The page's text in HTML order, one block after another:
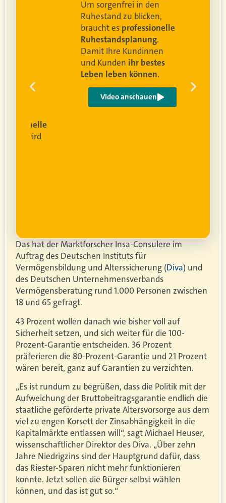
wird
Um sorgenfrei in den
Ruhestand zu blicken,
braucht es professionelle
Ruhestandsplanung.
Damit Ihre Kundinnen
und Kunden ihr bestes
Leben leben können.
Video anschauen
Das hat der Marktforscher Insa-Consulere im
Auftrag des Deutschen Instituts für
Vermögensbildung und Alterssicherung (Diva) und
des Deutschen Unternehmensverbands
Vermögensberatung rund 1.000 Personen zwischen
18 und 65 gefragt.
43 Prozent wollen danach wie bisher voll auf
Sicherheit setzen, und sich weiter für die 100-
Prozent-Garantie entscheiden. 36 Prozent
präferieren die 80-Prozent-Garantie und 21 Prozent
wären bereit, ganz auf Garantien zu verzichten.
„Es ist rundum zu begrüßen, dass die Politik mit der
Aufweichung der Bruttobeitragsgarantie endlich die
staatliche geförderte private Altersvorsorge aus dem
viel zu engen Korsett der Zinsabhängigkeit in die
Kapitalmärkte entlassen will“, sagt Michael Heuser,
wissenschaftlicher Direktor des Diva. „Über zehn
Jahre Niedrigzins sind der Hauptgrund dafür, dass
das Riester-Sparen nicht mehr funktionieren
konnte. Jetzt sollen die Bürger selbst wählen
können, und das ist gut so.“